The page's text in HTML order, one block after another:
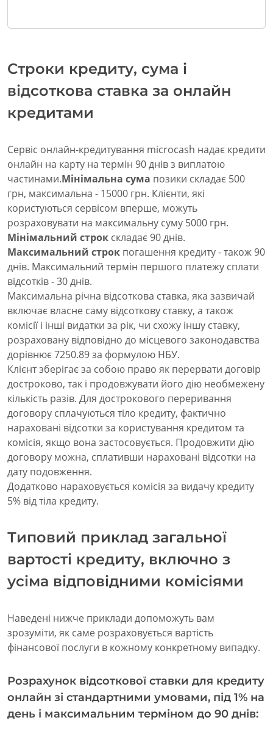
Строки кредиту, сума і
відсоткова ставка за онлайн
кредитами
Сервіс онлайн-кредитування microcash надає кредити
онлайн на карту на термін 90 днів з виплатою
частинами.Мінімальна сума позики складає 500
грн, максимальна - 15000 грн. Клієнти, які
користуються сервісом вперше, можуть
розраховувати на максимальну суму 5000 грн.
Мінімальний строк складає 90 днів.
Максимальний строк погашення кредиту - також 90
днів. Максимальний термін першого платежу сплати
відсотків - 30 днів.
Максимальна річна відсоткова ставка, яка зазвичай
включає власне саму відсоткову ставку, а також
комісії і інші видатки за рік, чи схожу іншу ставку,
розраховану відповідно до місцевого законодавства
дорівнює 7250.89 за формулою НБУ.
Клієнт зберігає за собою право як перервати договір
достроково, так і продовжувати його дію необмежену
кількість разів. Для дострокового переривання
договору сплачуються тіло кредиту, фактично
нараховані відсотки за користування кредитом та
комісія, якщо вона застосовується. Продовжити дію
договору можна, сплативши нараховані відсотки на
дату подовження.
Додатково нараховується комісія за видачу кредиту
5% від тіла кредиту.
Типовий приклад загальної
вартості кредиту, включно з
усіма відповідними комісіями
Наведені нижче приклади допоможуть вам
зрозуміти, як саме розраховується вартість
фінансової послуги в кожному конкретному випадку.
Розрахунок відсоткової ставки для кредиту
онлайн зі стандартними умовами, під 1% на
день і максимальним терміном до 90 днів: